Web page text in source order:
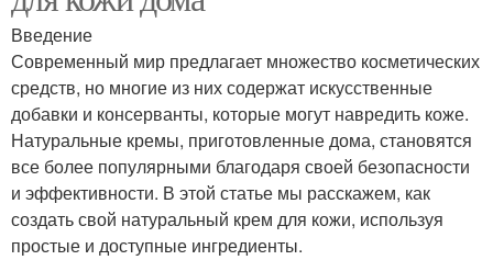
Введение
Современный мир предлагает множество косметических
средств, но многие из них содержат искусственные
добавки и консерванты, которые могут навредить коже.
Натуральные кремы, приготовленные дома, становятся
все более популярными благодаря своей безопасности
и эффективности. В этой статье мы расскажем, как
создать свой натуральный крем для кожи, используя
простые и доступные ингредиенты.